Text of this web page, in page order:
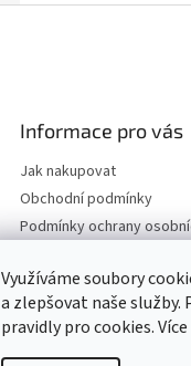
Využíváme soubory
a zlepšovat naše
pravidly pro cookies.
Informace pro vás
Jak nakupovat
Obchodní podmínky
Podmínky ochrany
Odstoupení od smlouvy
Moje objednávka